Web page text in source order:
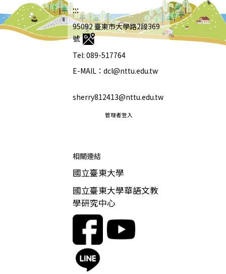
:::
95092 臺東市大學路2段369
號
Tel: 089-517764
E-MAIL：dcl@nttu.edu.tw
sherry812413@nttu.edu.tw
管理者登入
相關連結
國立臺東大學
國立臺東大學華語文教
學研究中心